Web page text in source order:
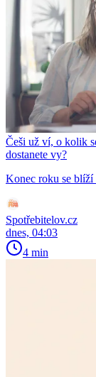
Češi už ví, o kolik
dostanete vy?
Konec roku se
Spotřebitelov.cz
dnes, 04:03
4 min